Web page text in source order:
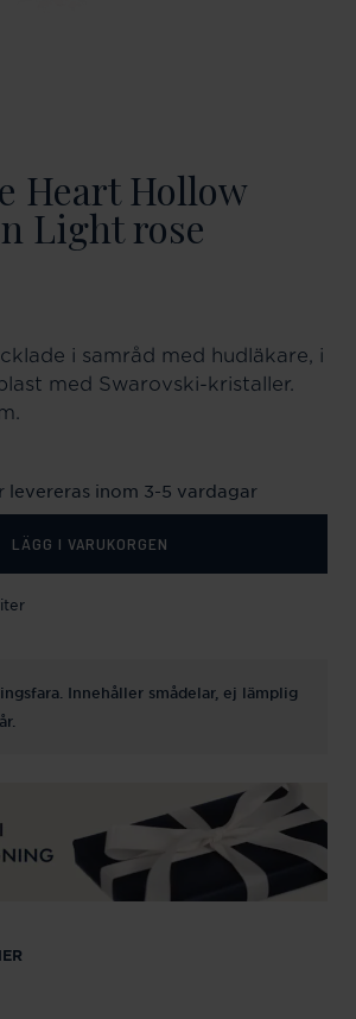
Heart Hollow
Light rose
i samråd med hudläkare, i
med Swarovski-kristaller.
levereras inom 3-5 vardagar
LÄGG I VARUKORGEN
Innehåller smådelar, ej lämplig